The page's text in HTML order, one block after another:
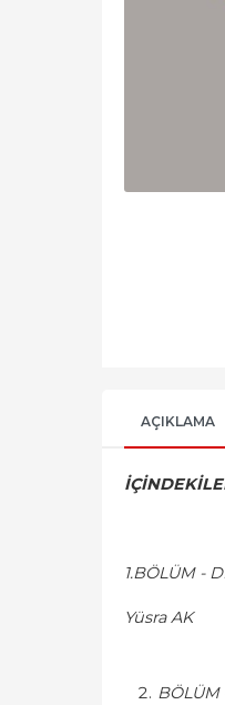
AÇIKLAMA
1.BÖLÜM -
Yüsra AK
BÖLÜM